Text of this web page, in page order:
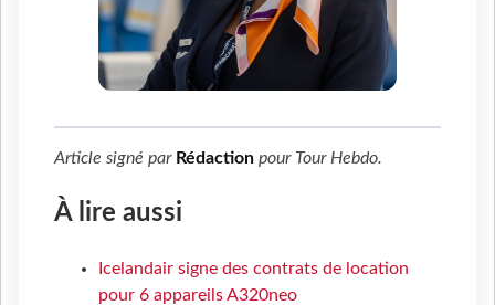
Article signé par Rédaction pour Tour Hebdo.
À lire aussi
Icelandair signe des contrats de location
pour 6 appareils A320neo